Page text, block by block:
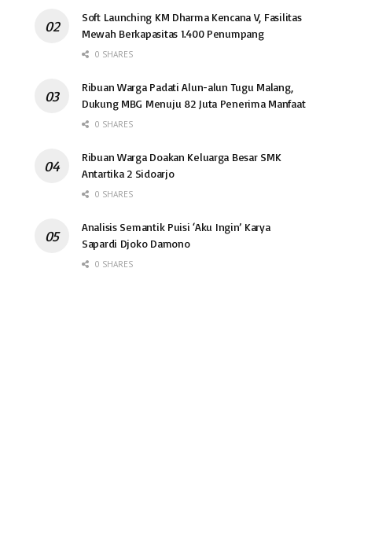
Soft Launching KM Dharma Kencana V, Fasilitas
Mewah Berkapasitas 1.400 Penumpang
0 SHARES
Ribuan Warga Padati Alun-alun Tugu Malang,
Dukung MBG Menuju 82 Juta Penerima Manfaat
0 SHARES
Ribuan Warga Doakan Keluarga Besar SMK
Antartika 2 Sidoarjo
0 SHARES
Analisis Semantik Puisi ‘Aku Ingin’ Karya
Sapardi Djoko Damono
0 SHARES